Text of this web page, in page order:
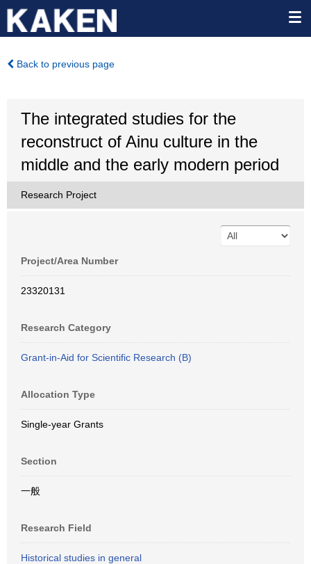
Back to previous page
The integrated studies for the
reconstruct of Ainu culture in the
middle and the early modern period
Research Project
Project/Area Number
23320131
Research Category
Grant-in-Aid for Scientific Research (B)
Allocation Type
Single-year Grants
Section
一般
Research Field
Historical studies in general